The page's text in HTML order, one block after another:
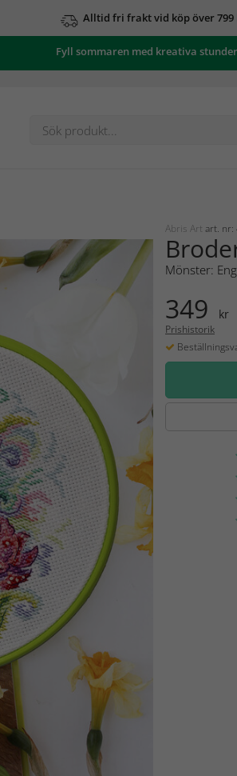
Alltid fri frakt vid köp över 799
Fyll sommaren med kreativa
Abris Art art. nr:
Mönster:
349 kr
Prishistorik